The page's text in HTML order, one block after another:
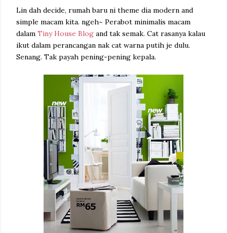
Lin dah decide, rumah baru ni theme dia modern and
simple macam kita. ngeh~ Perabot minimalis macam
dalam Tiny House Blog and tak semak. Cat rasanya kalau
ikut dalam perancangan nak cat warna putih je dulu.
Senang. Tak payah pening-pening kepala.